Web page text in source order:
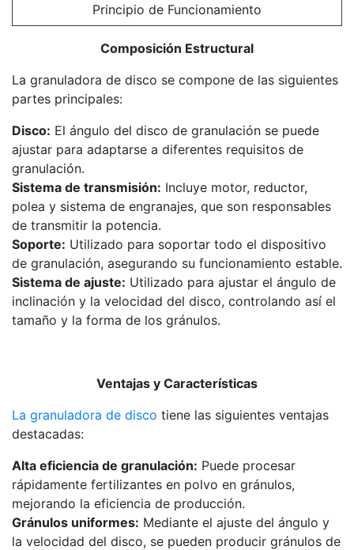
Principio de Funcionamiento
Composición Estructural
La granuladora de disco se compone de las siguientes
partes principales:
Disco: El ángulo del disco de granulación se puede
ajustar para adaptarse a diferentes requisitos de
granulación.
Sistema de transmisión: Incluye motor, reductor,
polea y sistema de engranajes, que son responsables
de transmitir la potencia.
Soporte: Utilizado para soportar todo el dispositivo
de granulación, asegurando su funcionamiento estable.
Sistema de ajuste: Utilizado para ajustar el ángulo de
inclinación y la velocidad del disco, controlando así el
tamaño y la forma de los gránulos.
Ventajas y Características
La granuladora de disco tiene las siguientes ventajas
destacadas:
Alta eficiencia de granulación: Puede procesar
rápidamente fertilizantes en polvo en gránulos,
mejorando la eficiencia de producción.
Gránulos uniformes: Mediante el ajuste del ángulo y
la velocidad del disco, se pueden producir gránulos de